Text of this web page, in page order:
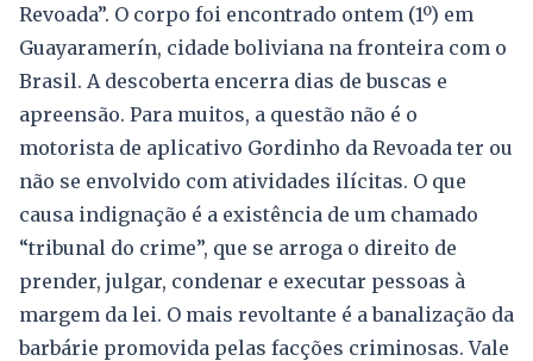
Revoada”. O corpo foi encontrado ontem (1º) em
Guayaramerín, cidade boliviana na fronteira com o
Brasil. A descoberta encerra dias de buscas e
apreensão. Para muitos, a questão não é o
motorista de aplicativo Gordinho da Revoada ter ou
não se envolvido com atividades ilícitas. O que
causa indignação é a existência de um chamado
“tribunal do crime”, que se arroga o direito de
prender, julgar, condenar e executar pessoas à
margem da lei. O mais revoltante é a banalização da
barbárie promovida pelas facções criminosas. Vale